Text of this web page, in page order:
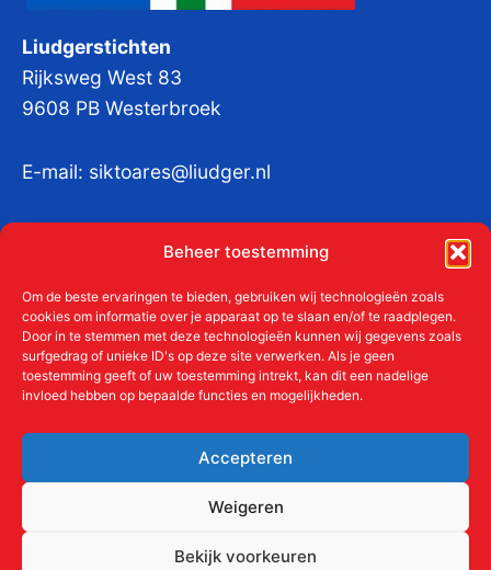
Beheer toestemming
Om de beste ervaringen te bieden, gebruiken wij technologieën zoals
cookies om informatie over je apparaat op te slaan en/of te raadplegen.
Door in te stemmen met deze technologieën kunnen wij gegevens zoals
surfgedrag of unieke ID's op deze site verwerken. Als je geen
toestemming geeft of uw toestemming intrekt, kan dit een nadelige
invloed hebben op bepaalde functies en mogelijkheden.
Accepteren
Weigeren
Bekijk voorkeuren
Liudgerstichten
Rijksweg West 83
9608 PB Westerbroek
E-mail: siktoares@liudger.nl
KvKnr:41011712
Meer over de Liudgerstichten
Aanmelden als donateur
ANBI
Contact